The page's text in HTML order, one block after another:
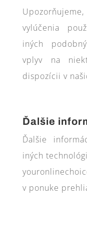
vylúčenia
iných
vplyv na
dispozícii v
Ďalšie
Ďalšie
iných
v ponuke